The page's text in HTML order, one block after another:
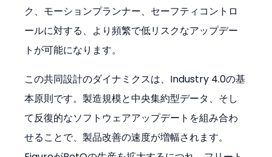
ク、モーションプランナー、セーフティコントロ
ールに対する、より頻繁で低リスクなアップデー
トが可能になります。
この共同設計のダイナミクスは、Industry 4.0の基
本原則です。製造規模と中央集約型データ、そし
て反復的なソフトウェアアップデートを組み合わ
せることで、製品改善の速度が増幅されます。